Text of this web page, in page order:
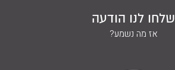
שלחו לנו הודעה
אז מה נשמע?